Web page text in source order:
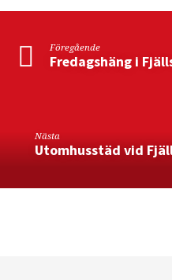
Föregående
Fredagshäng i
Nästa
Utomhusstäd vid